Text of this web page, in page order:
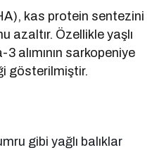
kas protein sentezini
azaltır. Özellikle yaşlı
alımının sarkopeniye
gösterilmiştir.
gibi yağlı balıklar